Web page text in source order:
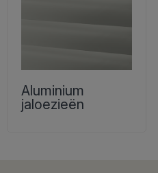
Aluminium
jaloezieën